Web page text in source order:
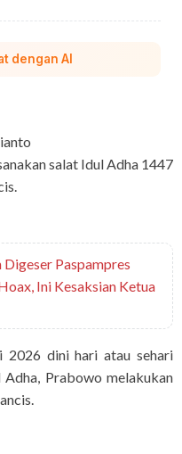
dengan AI
salat Idul Adha 1447
Paspampres
Ini Kesaksian Ketua
2026 dini hari atau sehari
Prabowo melakukan